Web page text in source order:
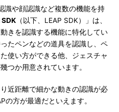
や顔認識など複数の機能を持
（以下、LEAP SDK）」は、
きを認識する機能に特化してい
たペンなどの道具を認識し、ペ
使い方ができる他、ジェスチャ
つか用意されています。
近距離で細かな動きの認識が必
の方が最適だといえます。